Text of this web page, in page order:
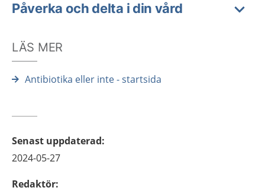
Påverka och delta i din vård
LÄS MER
Antibiotika eller inte - startsida
Senast uppdaterad:
2024-05-27
Redaktör: